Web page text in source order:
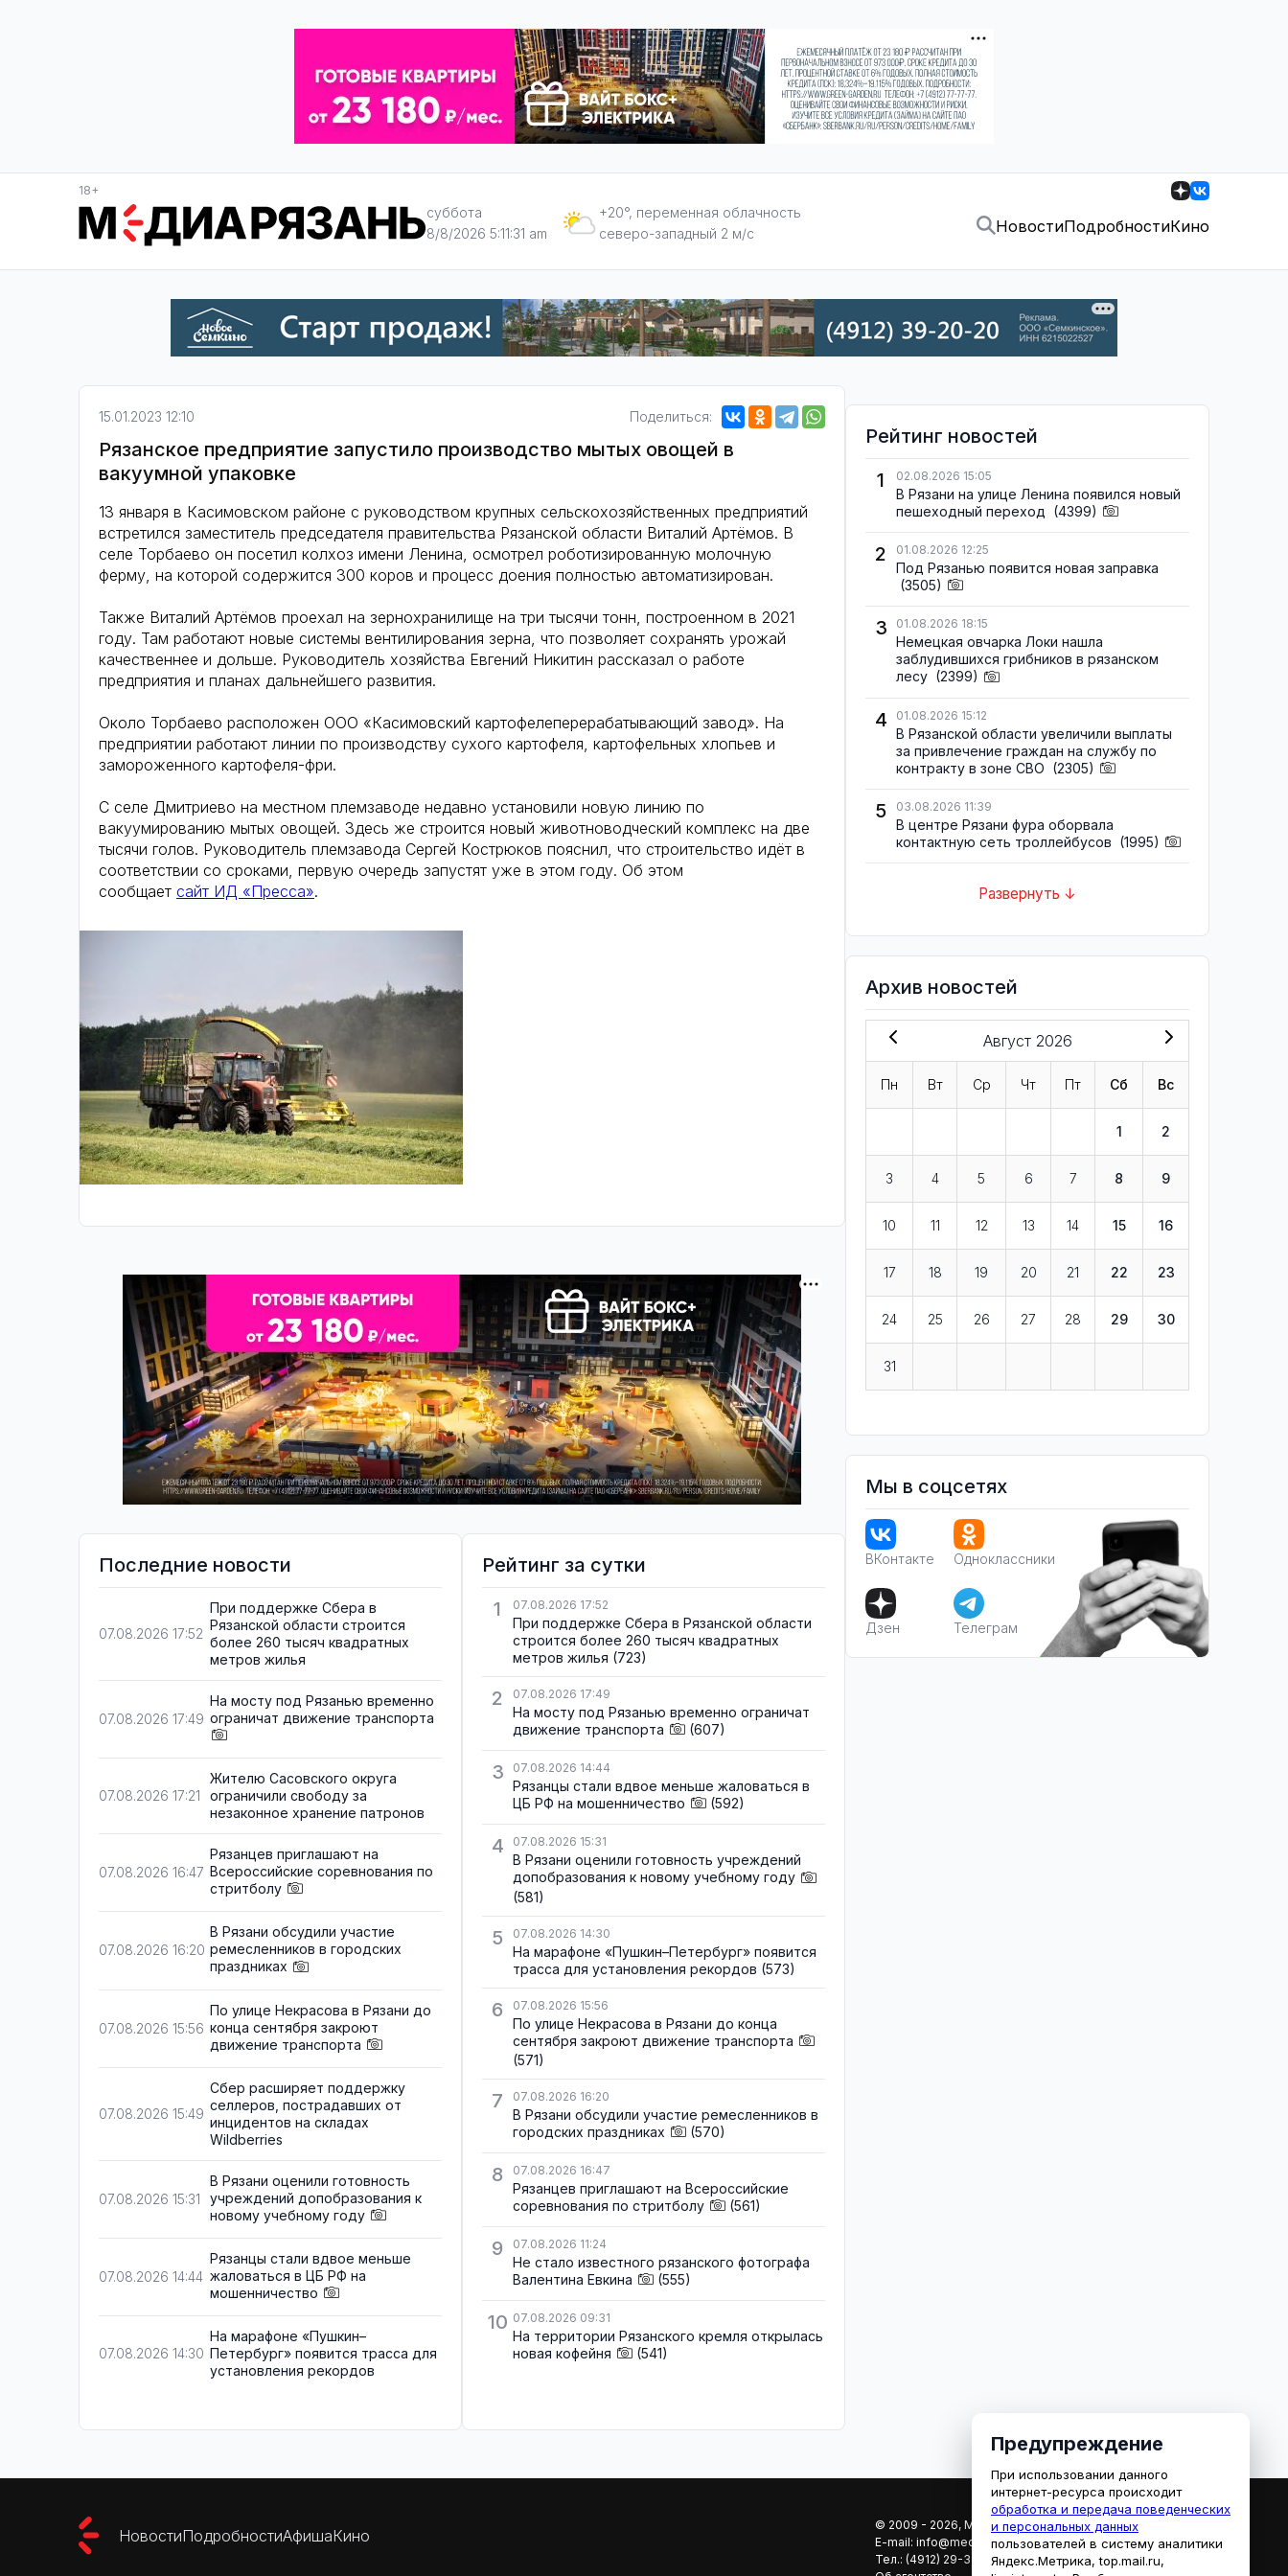
18+
суббота
8/8/2026 5:11:32 am
+20°, переменная облачность
северо-западный 2 м/с
НовостиПодробностиКино
15.01.2023 12:10 Поделиться:
Рязанское предприятие запустило производство мытых овощей в
вакуумной упаковке
13 января в Касимовском районе с руководством крупных сельскохозяйственных предприятий
встретился заместитель председателя правительства Рязанской области Виталий Артёмов. В
селе Торбаево он посетил колхоз имени Ленина, осмотрел роботизированную молочную
ферму, на которой содержится 300 коров и процесс доения полностью автоматизирован.
Также Виталий Артёмов проехал на зернохранилище на три тысячи тонн, построенном в 2021
году. Там работают новые системы вентилирования зерна, что позволяет сохранять урожай
качественнее и дольше. Руководитель хозяйства Евгений Никитин рассказал о работе
предприятия и планах дальнейшего развития.
Около Торбаево расположен ООО «Касимовский картофелеперерабатывающий завод». На
предприятии работают линии по производству сухого картофеля, картофельных хлопьев и
замороженного картофеля-фри.
С селе Дмитриево на местном племзаводе недавно установили новую линию по
вакуумированию мытых овощей. Здесь же строится новый животноводческий комплекс на две
тысячи голов. Руководитель племзавода Сергей Кострюков пояснил, что строительство идёт в
соответствии со сроками, первую очередь запустят уже в этом году. Об этом
сообщает сайт ИД «Пресса».
Последние новости
07.08.2026 17:52
При поддержке Сбера в
Рязанской области строится
более 260 тысяч квадратных
метров жилья
07.08.2026 17:49
На мосту под Рязанью временно
ограничат движение транспорта
07.08.2026 17:21
Жителю Сасовского округа
ограничили свободу за
незаконное хранение патронов
07.08.2026 16:47
Рязанцев приглашают на
Всероссийские соревнования по
стритболу
07.08.2026 16:20
В Рязани обсудили участие
ремесленников в городских
праздниках
07.08.2026 15:56
По улице Некрасова в Рязани до
конца сентября закроют
движение транспорта
07.08.2026 15:49
Сбер расширяет поддержку
селлеров, пострадавших от
инцидентов на складах
Wildberries
07.08.2026 15:31
В Рязани оценили готовность
учреждений допобразования к
новому учебному году
07.08.2026 14:44
Рязанцы стали вдвое меньше
жаловаться в ЦБ РФ на
мошенничество
07.08.2026 14:30
На марафоне «Пушкин–
Петербург» появится трасса для
установления рекордов
Рейтинг за сутки
1
07.08.2026 17:52
При поддержке Сбера в Рязанской области
строится более 260 тысяч квадратных
метров жилья (723)
2 07.08.2026 17:49
На мосту под Рязанью временно ограничат
движение транспорта
(607)
3 07.08.2026 14:44
Рязанцы стали вдвое меньше жаловаться в
ЦБ РФ на мошенничество
(592)
4 07.08.2026 15:31
В Рязани оценили готовность учреждений
допобразования к новому учебному году
(581)
5 07.08.2026 14:30
На марафоне «Пушкин–Петербург» появится
трасса для установления рекордов (573)
6 07.08.2026 15:56
По улице Некрасова в Рязани до конца
сентября закроют движение транспорта
(571)
7 07.08.2026 16:20
В Рязани обсудили участие ремесленников в
городских праздниках
(570)
8 07.08.2026 16:47
Рязанцев приглашают на Всероссийские
соревнования по стритболу
(561)
9 07.08.2026 11:24
Не стало известного рязанского фотографа
Валентина Евкина
(555)
10 07.08.2026 09:31
На территории Рязанского кремля открылась
новая кофейня
(541)
Рейтинг новостей
1
02.08.2026 15:05
В Рязани на улице Ленина появился новый
пешеходный переход (4399)
2 01.08.2026 12:25
Под Рязанью появится новая заправка
(3505)
3 01.08.2026 18:15
Немецкая овчарка Локи нашла
заблудившихся грибников в рязанском
лесу (2399)
4 01.08.2026 15:12
В Рязанской области увеличили выплаты
за привлечение граждан на службу по
контракту в зоне СВО (2305)
5 03.08.2026 11:39
В центре Рязани фура оборвала
контактную сеть троллейбусов (1995)
Развернуть ↓
Архив новостей
Август 2026
Пн Вт Ср Чт Пт Сб Вс
1 2
3 4 5 6 7 8 9
10 11 12 13 14 15 16
17 18 19 20 21 22 23
24 25 26 27 28 29 30
31
Мы в соцсетях
ВКонтакте Одноклассники
Дзен Телеграм
НовостиПодробностиАфишаКино
© 2009 - 2026, МЕДИАРЯЗАНЬ
E-mail: info@mediaryazan.ru,reklama@mediaryazan.ru
Тел.: (4912) 29-33-66
Предупреждение
При использовании данного
интернет-ресурса происходит
обработка и передача поведенческих
и персональных данных
пользователей в систему аналитики
Яндекс.Метрика, top.mail.ru,